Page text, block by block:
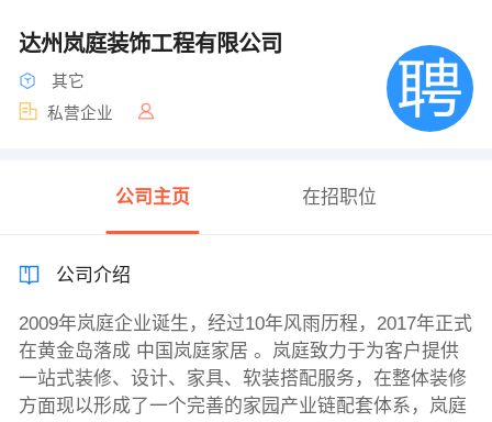
达州岚庭装饰工程有限公司
其它
私营企业
公司主页 在招职位
公司介绍
2009年岚庭企业诞生，经过10年风雨历程，2017年正式
在黄金岛落成 中国岚庭家居 。岚庭致力于为客户提供
一站式装修、设计、家具、软装搭配服务，在整体装修
方面现以形成了一个完善的家园产业链配套体系，岚庭